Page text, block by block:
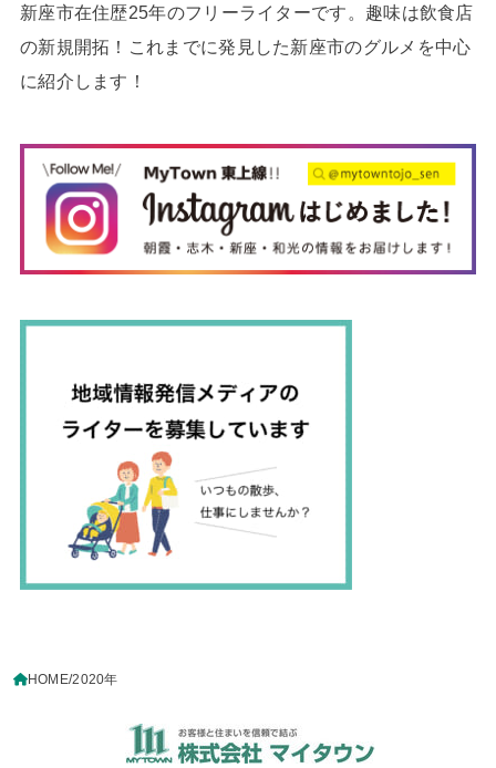
新座市在住歴25年のフリーライターです。趣味は飲食店
の新規開拓！これまでに発見した新座市のグルメを中心
に紹介します！
HOME 2020年